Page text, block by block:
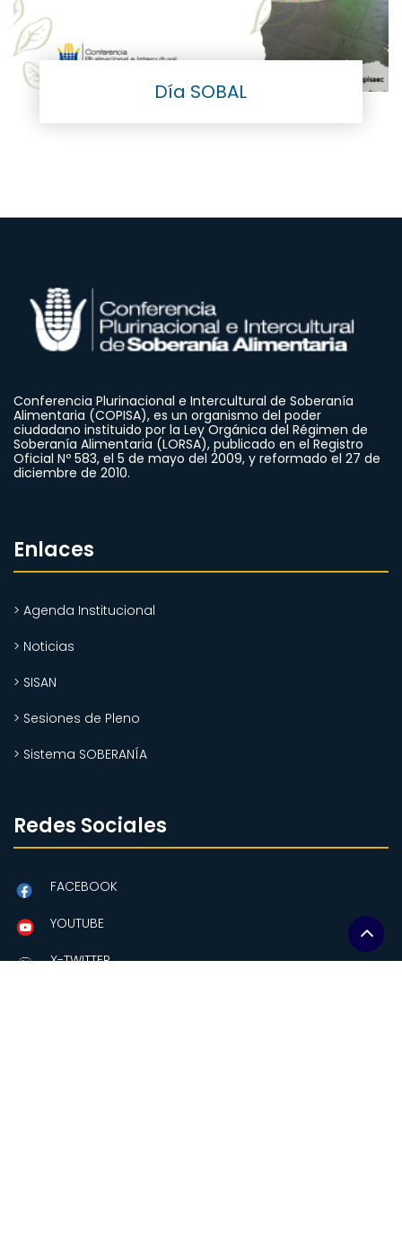
Día SOBAL
Conferencia Plurinacional e Intercultural de Soberanía
Alimentaria (COPISA), es un organismo del poder
ciudadano instituido por la Ley Orgánica del Régimen de
Soberanía Alimentaria (LORSA), publicado en el Registro
Oficial Nº 583, el 5 de mayo del 2009, y reformado el 27 de
diciembre de 2010.
Enlaces
> Agenda Institucional
> Noticias
> SISAN
> Sesiones de Pleno
> Sistema SOBERANÍA
Redes Sociales
FACEBOOK
YOUTUBE
X-TWITTER